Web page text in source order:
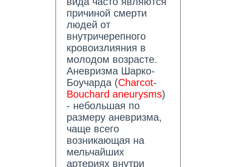
причиной смерти
людей от
внутричерепного
кровоизлияния в
молодом возрасте.
Аневризма Шарко-
Боучарда (Charcot-
Bouchard aneurysms)
- небольшая по
размеру аневризма,
чаще всего
возникающая на
мельчайших
артериях внутри